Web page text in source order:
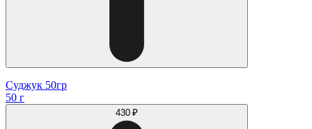
Суджук 50гр
50 г
430 ₽